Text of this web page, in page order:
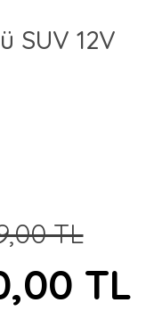
SUV 12V
TL
TL